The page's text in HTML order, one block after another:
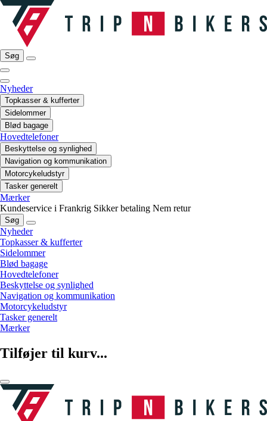
Søg
Nyheder
Topkasser & kufferter
Sidelommer
Blød bagage
Hovedtelefoner
Beskyttelse og synlighed
Navigation og kommunikation
Motorcykeludstyr
Tasker generelt
Mærker
Kundeservice i Frankrig Sikker betaling Nem retur
Søg
Nyheder
Topkasser & kufferter
Sidelommer
Blød bagage
Hovedtelefoner
Beskyttelse og synlighed
Navigation og kommunikation
Motorcykeludstyr
Tasker generelt
Mærker
Tilføjer til kurv...